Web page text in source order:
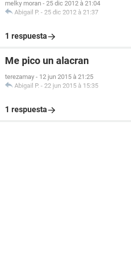
melky moran - 25 dic 2012 à 21:04
Abigail P. - 25 dic 2012 à 21:37
1 respuesta
Me pico un alacran
terezamay - 12 jun 2015 à 21:25
Abigail P. - 22 jun 2015 à 15:35
1 respuesta